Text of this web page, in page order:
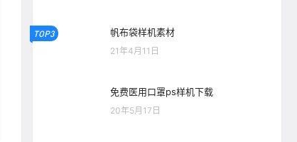
TOP3 帆布袋样机素材
21年4月11日
免费医用口罩ps样机下载
20年5月17日